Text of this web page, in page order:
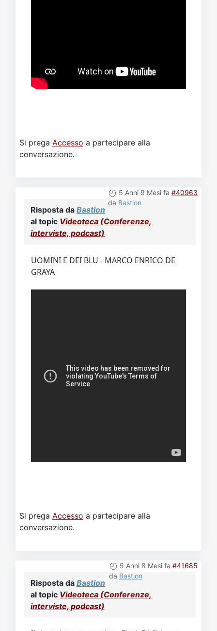
Si prega Accesso a partecipare alla
conversazione.
5 Anni 9 Mesi fa #40963
da Bastion
Risposta da Bastion
al topic Videoteca (Conferenze,
interviste, podcast)
UOMINI E DEI BLU - MARCO ENRICO DE
GRAYA
Si prega Accesso a partecipare alla
conversazione.
5 Anni 8 Mesi fa #41685
da Bastion
Risposta da Bastion
al topic Videoteca (Conferenze,
interviste, podcast)